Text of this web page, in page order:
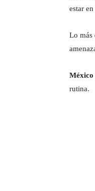
estar
Lo más
México
rutina.